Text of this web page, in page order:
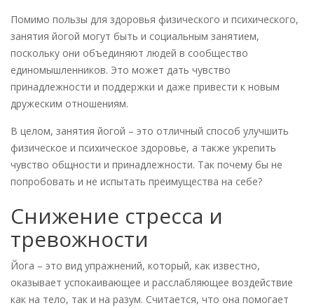
Помимо пользы для здоровья физического и психического,
занятия йогой могут быть и социальным занятием,
поскольку они объединяют людей в сообщество
единомышленников. Это может дать чувство
принадлежности и поддержки и даже привести к новым
дружеским отношениям.
В целом, занятия йогой – это отличный способ улучшить
физическое и психическое здоровье, а также укрепить
чувство общности и принадлежности. Так почему бы не
попробовать и не испытать преимущества на себе?
Снижение стресса и
тревожности
Йога – это вид упражнений, который, как известно,
оказывает успокаивающее и расслабляющее воздействие
как на тело, так и на разум. Считается, что она помогает